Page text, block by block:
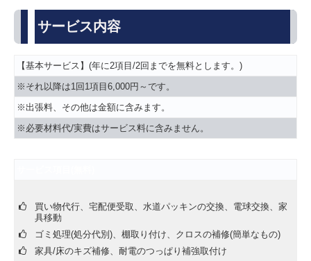
サービス内容
【基本サービス】(年に2項目/2回までを無料とします。)
※それ以降は1回1項目6,000円～です。
※出張料、その他は金額に含みます。
※必要材料代/実費はサービス料に含みません。
買い物代行、宅配便受取、水道パッキンの交換、電球交換、家
具移動
ゴミ処理(処分代別)、棚取り付け、クロスの補修(簡単なもの)
家具/床のキズ補修、耐電のつっぱり補強取付け